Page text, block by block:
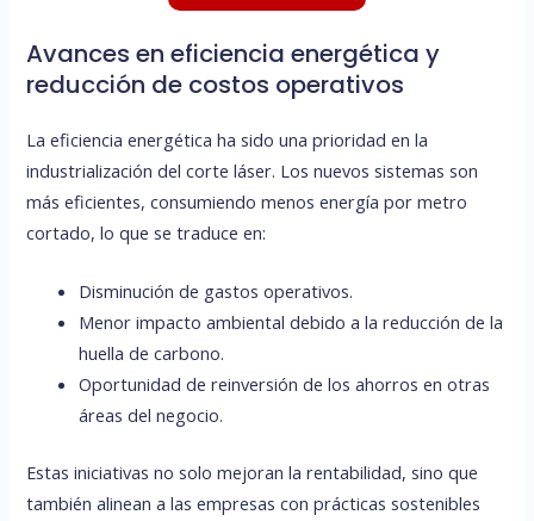
Avances en eficiencia energética y
reducción de costos operativos
La eficiencia energética ha sido una prioridad en la
industrialización del corte láser. Los nuevos sistemas son
más eficientes, consumiendo menos energía por metro
cortado, lo que se traduce en:
Disminución de gastos operativos.
Menor impacto ambiental debido a la reducción de la
huella de carbono.
Oportunidad de reinversión de los ahorros en otras
áreas del negocio.
Estas iniciativas no solo mejoran la rentabilidad, sino que
también alinean a las empresas con prácticas sostenibles